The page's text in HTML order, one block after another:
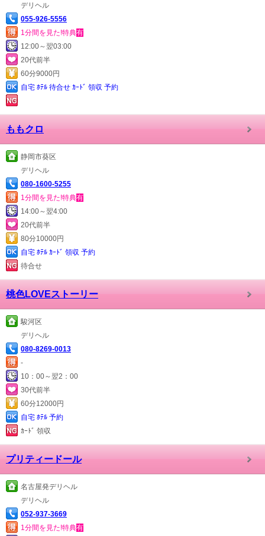
デリヘル
055-926-5556
1分間を見た!特典有
12:00～翌03:00
20代前半
60分9000円
自宅 ﾎﾃﾙ 待合せ ｶｰﾄﾞ 領収 予約
ももクロ
静岡市葵区
デリヘル
080-1600-5255
1分間を見た!特典有
14:00～翌4:00
20代前半
80分10000円
自宅 ﾎﾃﾙ ｶｰﾄﾞ 領収 予約
待合せ
桃色LOVEストーリー
駿河区
デリヘル
080-8269-0013
-
10：00～翌2：00
30代前半
60分12000円
自宅 ﾎﾃﾙ 予約
ｶｰﾄﾞ 領収
プリティードール
名古屋発デリヘル
デリヘル
052-937-3669
1分間を見た!特典有